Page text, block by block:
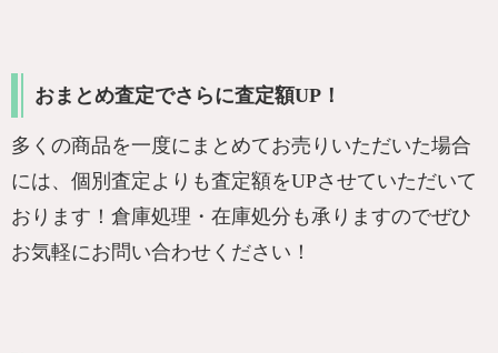
おまとめ査定でさらに査定額UP！
多くの商品を一度にまとめてお売りいただいた場合
には、個別査定よりも査定額をUPさせていただいて
おります！倉庫処理・在庫処分も承りますのでぜひ
お気軽にお問い合わせください！